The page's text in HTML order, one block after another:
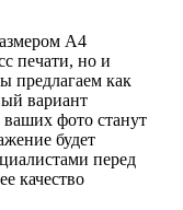
А4
печати, но и
предлагаем как
вариант
ваших фото станут
будет
перед
качество